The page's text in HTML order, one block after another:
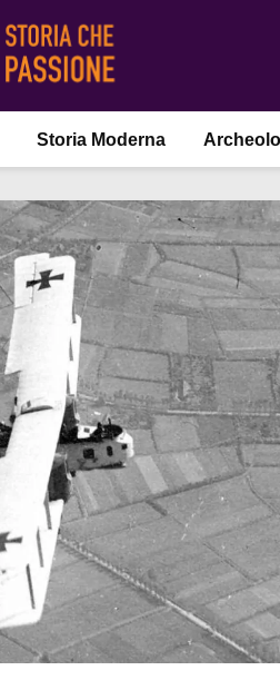
Storia Moderna